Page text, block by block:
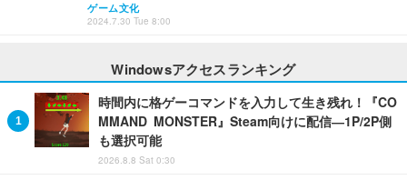
ゲーム文化
2024.7.30 Tue 8:00
Windowsアクセスランキング
時間内に格ゲーコマンドを入力して生き残れ！『CO
MMAND MONSTER』Steam向けに配信―1P/2P側
も選択可能
2026.8.8 Sat 0:30